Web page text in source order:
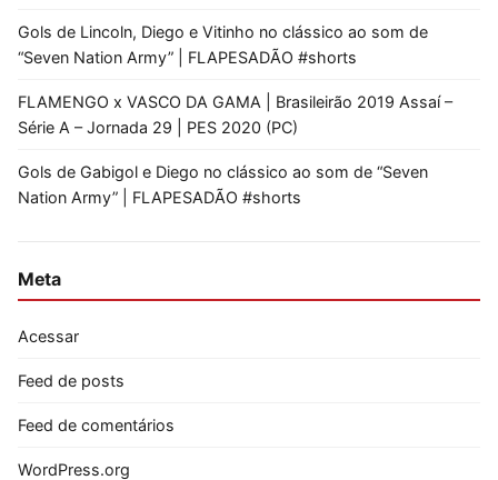
Gols de Lincoln, Diego e Vitinho no clássico ao som de
“Seven Nation Army” | FLAPESADÃO #shorts
FLAMENGO x VASCO DA GAMA | Brasileirão 2019 Assaí –
Série A – Jornada 29 | PES 2020 (PC)
Gols de Gabigol e Diego no clássico ao som de “Seven
Nation Army” | FLAPESADÃO #shorts
Meta
Acessar
Feed de posts
Feed de comentários
WordPress.org